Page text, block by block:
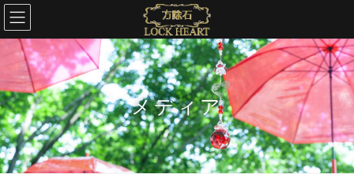
コ
ン
テ
に
移
動
ナ
ビ
ゲ
ョ
ン
に
移
動
メディア